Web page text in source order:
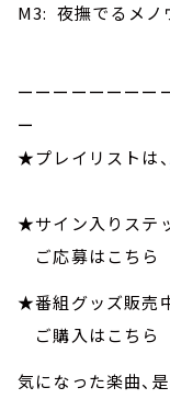
M3: 夜撫でるメ
ーーーーーーーー
ー
★プレイリストは、
★サイン入りステ
ご応募はこちら
★番組グッズ販売中
ご購入はこち
気になった楽曲、